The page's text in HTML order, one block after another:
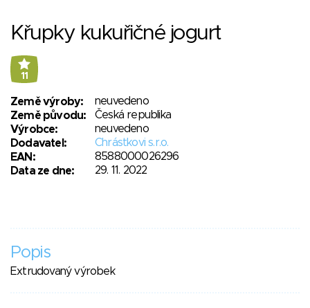
Křupky kukuřičné jogurt
11
Země výroby:
neuvedeno
Země původu:
Česká republika
Výrobce:
neuvedeno
Dodavatel:
Chrástkovi s.r.o.
EAN:
8588000026296
Data ze dne:
29. 11. 2022
Popis
Extrudovaný výrobek